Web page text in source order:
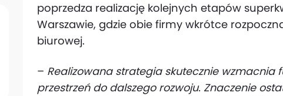
poprzedza realizację kolejnych etapów
Warszawie, gdzie obie firmy wkrótce
biurowej.
– Realizowana strategia skutecznie wzmacnia
przestrzeń do dalszego rozwoju. Znaczenie